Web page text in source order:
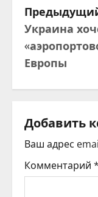
Н
а
в
и
г
а
ц
Украина
Европы
Добавить
Ваш адрес
Комментарий *